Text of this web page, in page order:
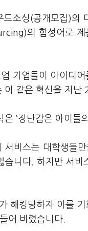
소싱(공개모집)의
의 합성어로 제
기업들이 아이디
이 같은 혁신을 지난
‘장난감은 아이들
서비스는 대학생들
습니다. 하지만 서
해킹당하자 이를
어 버렸습니다.